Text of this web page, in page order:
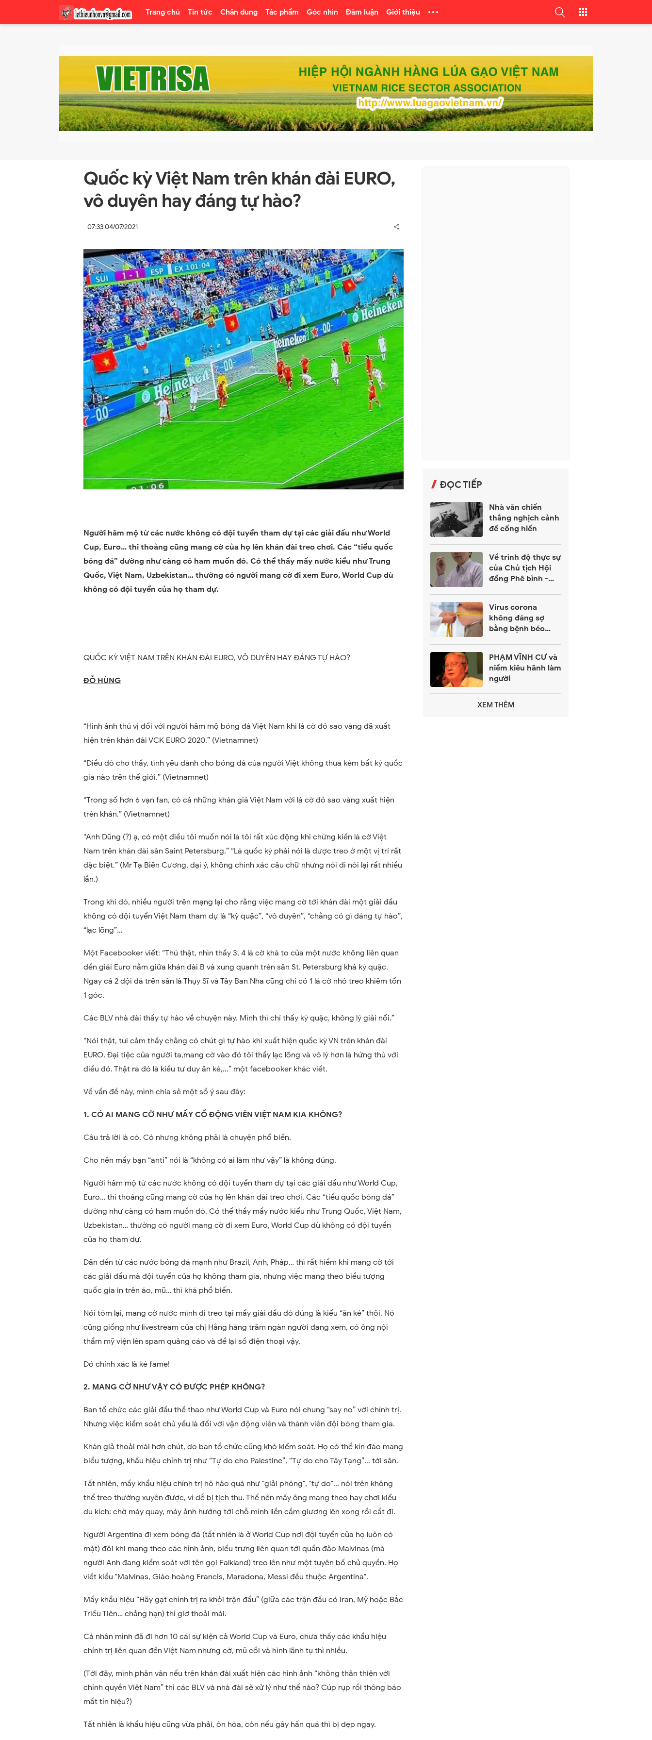
Trang chủ Tin tức Chân dung Tác phẩm Góc nhìn Đàm luận Giới thiệu
Quốc kỳ Việt Nam trên khán đài EURO,
vô duyên hay đáng tự hào?
07:33 04/07/2021
Người hâm mộ từ các nước không có đội tuyển tham dự tại các giải đấu như World
Cup, Euro… thi thoảng cũng mang cờ của họ lên khán đài treo chơi. Các “tiểu quốc
bóng đá” dường như càng có ham muốn đó. Có thể thấy mấy nước kiểu như Trung
Quốc, Việt Nam, Uzbekistan… thường có người mang cờ đi xem Euro, World Cup dù
không có đội tuyển của họ tham dự.
QUỐC KỲ VIỆT NAM TRÊN KHÁN ĐÀI EURO, VÔ DUYÊN HAY ĐÁNG TỰ HÀO?
ĐỖ HÙNG
“Hình ảnh thú vị đối với người hâm mộ bóng đá Việt Nam khi lá cờ đỏ sao vàng đã xuất
hiện trên khán đài VCK EURO 2020.” (Vietnamnet)
“Điều đó cho thấy, tình yêu dành cho bóng đá của người Việt không thua kém bất kỳ quốc
gia nào trên thế giới.” (Vietnamnet)
“Trong số hơn 6 vạn fan, có cả những khán giả Việt Nam với lá cờ đỏ sao vàng xuất hiện
trên khán.” (Vietnamnet)
“Anh Dũng (?) ạ, có một điều tôi muốn nói là tôi rất xúc động khi chứng kiến lá cờ Việt
Nam trên khán đài sân Saint Petersburg.” “Lá quốc kỳ phải nói là được treo ở một vị trí rất
đặc biệt.” (Mr Tạ Biên Cương, đại ý, không chính xác câu chữ nhưng nói đi nói lại rất nhiều
lần.)
Trong khi đó, nhiều người trên mạng lại cho rằng việc mang cờ tới khán đài một giải đấu
không có đội tuyển Việt Nam tham dự là “kỳ quặc”, “vô duyên”, “chẳng có gì đáng tự hào”,
“lạc lõng”…
Một Facebooker viết: “Thú thật, nhìn thấy 3, 4 lá cờ khá to của một nước không liên quan
đến giải Euro nằm giữa khán đài B và xung quanh trên sân St. Petersburg khá kỳ quặc.
Ngay cả 2 đội đá trên sân là Thụy Sĩ và Tây Ban Nha cũng chỉ có 1 lá cờ nhỏ treo khiêm tốn
1 góc.
Các BLV nhà đài thấy tự hào về chuyện này. Mình thì chỉ thấy kỳ quặc, không lý giải nổi.”
“Nói thật, tui cảm thấy chẳng có chút gì tự hào khi xuất hiện quốc kỳ VN trên khán đài
EURO. Đại tiệc của người ta,mang cờ vào đó tôi thấy lạc lõng và vô lý hơn là hứng thú với
điều đó. Thật ra đó là kiểu tư duy ăn ké,...” một facebooker khác viết.
Về vấn đề này, mình chia sẻ một số ý sau đây:
1. CÓ AI MANG CỜ NHƯ MẤY CỔ ĐỘNG VIÊN VIỆT NAM KIA KHÔNG?
Câu trả lời là có. Có nhưng không phải là chuyện phổ biến.
Cho nên mấy bạn “anti” nói là “không có ai làm như vậy” là không đúng.
Người hâm mộ từ các nước không có đội tuyển tham dự tại các giải đấu như World Cup,
Euro… thi thoảng cũng mang cờ của họ lên khán đài treo chơi. Các “tiểu quốc bóng đá”
dường như càng có ham muốn đó. Có thể thấy mấy nước kiểu như Trung Quốc, Việt Nam,
Uzbekistan… thường có người mang cờ đi xem Euro, World Cup dù không có đội tuyển
của họ tham dự.
Dân đến từ các nước bóng đá mạnh như Brazil, Anh, Pháp… thì rất hiếm khi mang cờ tới
các giải đấu mà đội tuyển của họ không tham gia, nhưng việc mang theo biểu tượng
quốc gia in trên áo, mũ… thì khá phổ biến.
Nói tóm lại, mang cờ nước mình đi treo tại mấy giải đấu đó đúng là kiểu “ăn ké” thôi. Nó
cũng giống như livestream của chị Hằng hàng trăm ngàn người đang xem, có ông nội
thẩm mỹ viện lên spam quảng cáo và để lại số điện thoại vậy.
Đó chính xác là ké fame!
2. MANG CỜ NHƯ VẬY CÓ ĐƯỢC PHÉP KHÔNG?
Ban tổ chức các giải đấu thể thao như World Cup và Euro nói chung “say no” với chính trị.
Nhưng việc kiểm soát chủ yếu là đối với vận động viên và thành viên đội bóng tham gia.
Khán giả thoải mái hơn chút, do ban tổ chức cũng khó kiểm soát. Họ có thể kín đáo mang
biểu tượng, khẩu hiệu chính trị như “Tự do cho Palestine”, “Tự do cho Tây Tạng”... tới sân.
Tất nhiên, mấy khẩu hiệu chính trị hô hào quá như "giải phóng", "tự do"... nói trên không
thể treo thường xuyên được, vì dễ bị tịch thu. Thế nên mấy ông mang theo hay chơi kiểu
du kích: chờ máy quay, máy ảnh hướng tới chỗ mình liền cầm giương lên xong rồi cất đi.
Người Argentina đi xem bóng đá (tất nhiên là ở World Cup nơi đội tuyển của họ luôn có
mặt) đôi khi mang theo các hình ảnh, biểu trưng liên quan tới quần đảo Malvinas (mà
người Anh đang kiểm soát với tên gọi Falkland) treo lên như một tuyên bố chủ quyền. Họ
viết kiểu "Malvinas, Giáo hoàng Francis, Maradona, Messi đều thuộc Argentina".
Mấy khẩu hiệu “Hãy gạt chính trị ra khỏi trận đấu” (giữa các trận đấu có Iran, Mỹ hoặc Bắc
Triều Tiên… chẳng hạn) thì giơ thoải mái.
Cá nhân mình đã đi hơn 10 cái sự kiện cả World Cup và Euro, chưa thấy các khẩu hiệu
chính trị liên quan đến Việt Nam nhưng cờ, mũ cối và hình lãnh tụ thì nhiều.
(Tới đây, mình phân vân nếu trên khán đài xuất hiện các hình ảnh “không thân thiện với
chính quyền Việt Nam” thì các BLV và nhà đài sẽ xử lý như thế nào? Cúp rụp rồi thông báo
mất tín hiệu?)
Tất nhiên là khẩu hiệu cũng vừa phải, ôn hòa, còn nếu gây hấn quá thì bị dẹp ngay.
ĐỌC TIẾP
Nhà văn chiến
thắng nghịch cảnh
để cống hiến
Về trình độ thực sự
của Chủ tịch Hội
đồng Phê bình -
Virus corona
không đáng sợ
bằng bệnh béo
PHẠM VĨNH CƯ và
niềm kiêu hãnh làm
người
XEM THÊM